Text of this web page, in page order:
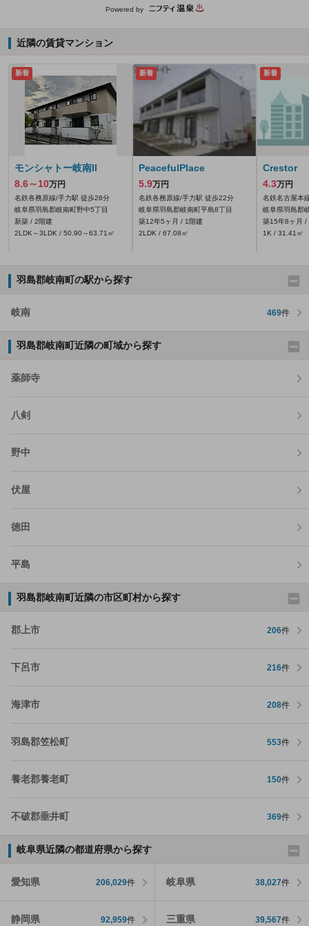
Powered by
近隣の賃貸マンション
新着
モンシャトー岐南II
8.6～10万円
名鉄各務原線/手力駅 徒歩28分
岐阜県羽島郡岐南町野中5丁目
新築 / 2階建
2LDK～3LDK / 50.90～63.71㎡
新着
PeacefulPlace
5.9万円
名鉄各務原線/手力駅 徒歩22分
岐阜県羽島郡岐南町平島8丁目
築12年5ヶ月 / 1階建
2LDK / 67.08㎡
新着
Crestor
4.3万円
名鉄名古屋本
岐阜県羽島郡
築15年8ヶ月 /
1K / 31.41㎡
羽島郡岐南町の駅から探す
岐南 469件
羽島郡岐南町近隣の町域から探す
薬師寺
八剣
野中
伏屋
徳田
平島
羽島郡岐南町近隣の市区町村から探す
郡上市 206件
下呂市 216件
海津市 208件
羽島郡笠松町 553件
養老郡養老町 150件
不破郡垂井町 369件
岐阜県近隣の都道府県から探す
愛知県 206,029件 岐阜県 38,027件
静岡県 92,959件 三重県 39,567件